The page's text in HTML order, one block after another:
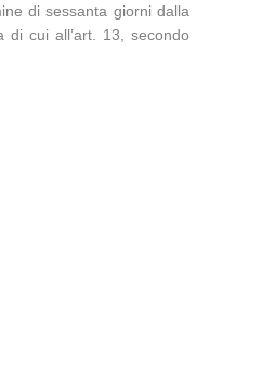
di sessanta giorni dalla
di cui all’art. 13, secondo